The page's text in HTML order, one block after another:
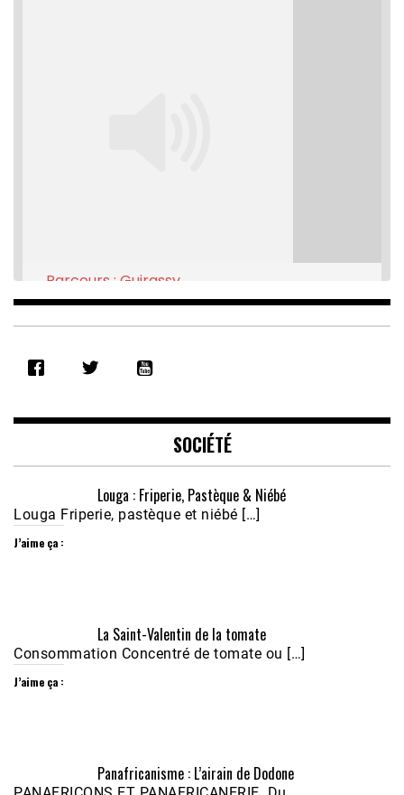
RSS FEED
EMBED
Parcours : Guirassy
Feb 16, 2021 • 28:08
Nobana (Podologue)
Feb 24, 2021 • 28mn
SOCIÉTÉ
Louga : Friperie, Pastèque & Niébé
Louga Friperie, pastèque et niébé […]
J’aime ça :
La Saint-Valentin de la tomate
Consommation Concentré de tomate ou […]
J’aime ça :
Panafricanisme : L’airain de Dodone